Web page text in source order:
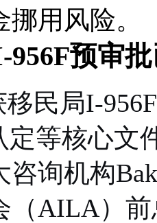
用风险。
预审
民局I-
定等核心文
咨询机构
（AILA）前